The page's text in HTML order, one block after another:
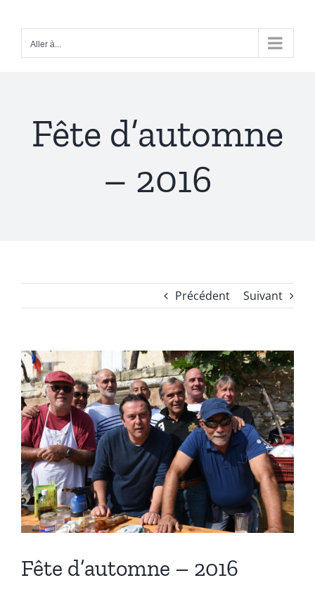
contenuAller à...
Fête d’automne
– 2016
Précédent Suivant
Voir
l'image
agrandie
Fête d’automne – 2016